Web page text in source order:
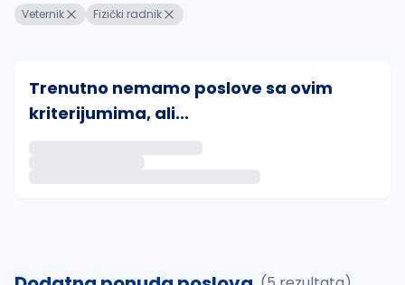
Veternik Fizički radnik
Trenutno nemamo poslove sa ovim
kriterijumima, ali...